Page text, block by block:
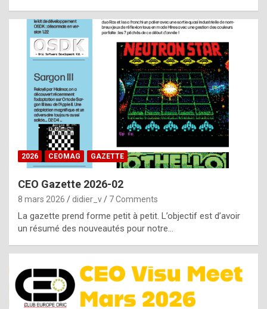
o
m
m
a
y
b
e
b
y
g
e
n
u
i
n
e
2026 CEOMAG GAZETTE
CEO Gazette 2026-02
8 mars 2026 didier_v 7 Comments
La gazette prend forme petit à petit. L’objectif est d’avoir
un résumé des nouveautés pour notre…